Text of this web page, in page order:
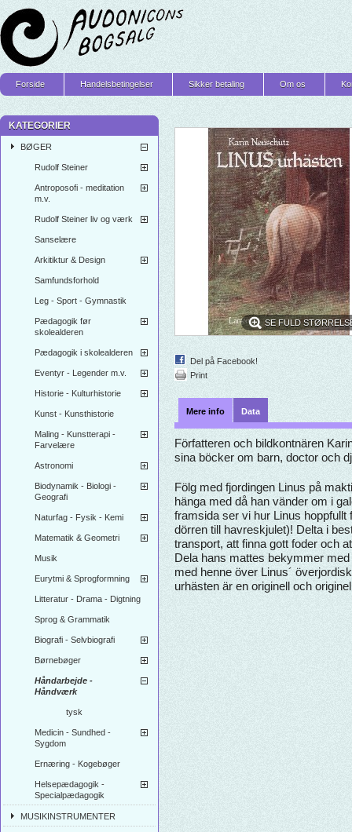
Forside Handelsbetingelser Sikker betaling Om os
KATEGORIER
BØGER
Rudolf Steiner
Antroposofi - meditation
m.v.
Rudolf Steiner liv og værk
Sanselære
Arkitiktur & Design
Samfundsforhold
Leg - Sport - Gymnastik
Pædagogik før
skolealderen
Pædagogik i skolealderen
Eventyr - Legender m.v.
Historie - Kulturhistorie
Kunst - Kunsthistorie
Maling - Kunstterapi -
Farvelære
Astronomi
Biodynamik - Biologi -
Geografi
Naturfag - Fysik - Kemi
Matematik & Geometri
Musik
Eurytmi & Sprogformning
Litteratur - Drama - Digtning
Sprog & Grammatik
Biografi - Selvbiografi
Børnebøger
Håndarbejde -
Håndværk
tysk
Medicin - Sundhed -
Sygdom
Ernæring - Kogebøger
Helsepædagogik -
Specialpædagogik
MUSIKINSTRUMENTER
SE FULD
Del på Facebook!
Print
Mere info Data
Författeren och bildkontnären
sina böcker om barn, doctor och
Fölg med fjordingen Linus på
hänga med då han vänder om i
framsida ser vi hur Linus
dörren till havreskjulet)! Delta i
transport, att finna gott foder och
Dela hans mattes bekymmer
med henne över Linus´
urhästen är en originell och